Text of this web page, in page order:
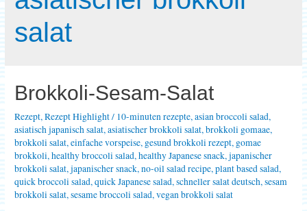
salat
Brokkoli-Sesam-Salat
Rezept,Rezept Highlight/ 10-minuten rezepte,asian broccoli salad,
asiatisch japanisch salat,asiatischer brokkoli salat,brokkoli gomaae,
brokkoli salat,einfache vorspeise, gesund brokkoli rezept, gomae
brokkoli,healthy broccoli salad,healthy Japanese snack,japanischer
brokkoli salat,japanischer snack,no-oil salad recipe,plant based salad,
quick broccoli salad,quick Japanese salad,schneller salat deutsch,sesam
brokkoli salat,sesame broccoli salad,vegan brokkoli salat